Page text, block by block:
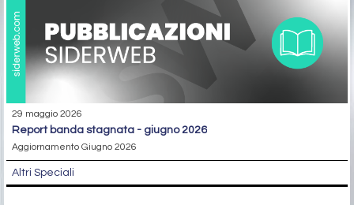
29 maggio 2026
report banda stagnata - giugno 2026
Aggiornamento Giugno 2026
Altri Speciali